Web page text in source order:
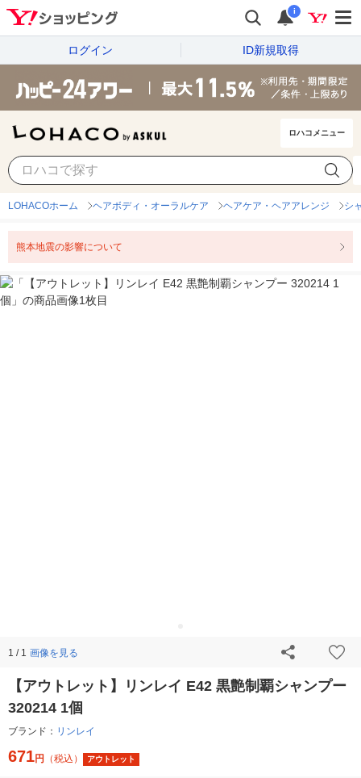
i
ログイン ID新規取得
ロハコメニュー
LOHACOホーム ヘアボディ・オーラルケア ヘアケア・ヘアアレンジ シ
熊本地震の影響について
1 / 1 画像を見る
【アウトレット】リンレイ E42 黒艶制覇シャンプー
320214 1個
ブランド： リンレイ
671円 （税込） アウトレット